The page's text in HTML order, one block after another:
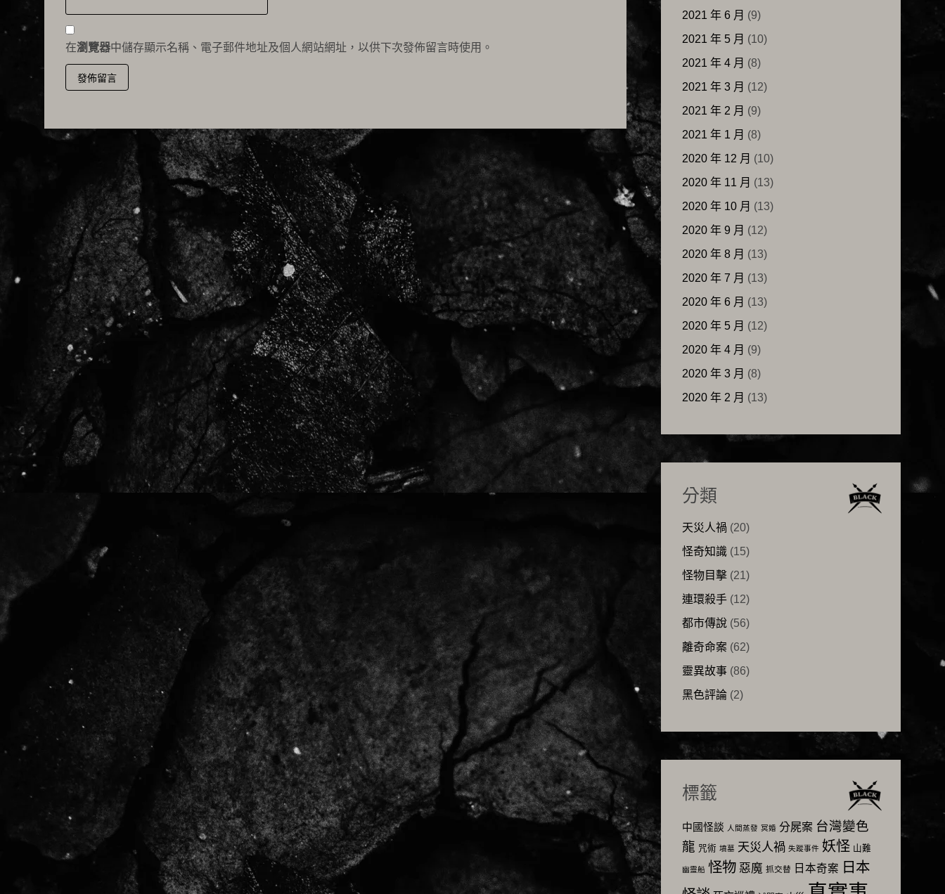
在瀏覽器中儲存顯示名稱、電子郵件地址及個人網站網址，以供下次發佈留言時使用。
2021 年 6 月 (9)
2021 年 5 月 (10)
2021 年 4 月 (8)
2021 年 3 月 (12)
2021 年 2 月 (9)
2021 年 1 月 (8)
2020 年 12 月 (10)
2020 年 11 月 (13)
2020 年 10 月 (13)
2020 年 9 月 (12)
2020 年 8 月 (13)
2020 年 7 月 (13)
2020 年 6 月 (13)
2020 年 5 月 (12)
2020 年 4 月 (9)
2020 年 3 月 (8)
2020 年 2 月 (13)
分類
天災人禍 (20)
怪奇知識(15)
怪物目擊(21)
連環殺手(12)
都市傳說(56)
離奇命案(62)
靈異故事(86)
黑色評論(2)
標籤
中國怪談 人間蒸發 冥婚 分屍案 台灣變色
龍 咒術 墳墓 天災人禍 失蹤事件 妖怪 山難
幽靈船 怪物 惡魔 抓交替 日本奇案 日本